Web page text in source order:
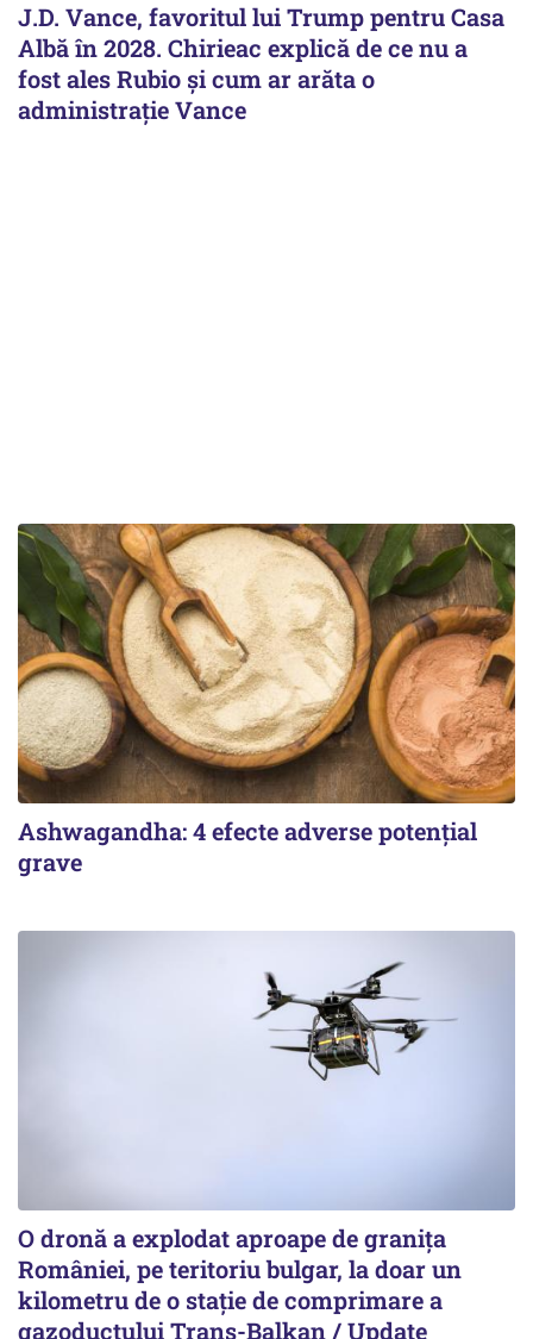
J.D. Vance, favoritul lui Trump pentru Casa
Albă în 2028. Chirieac explică de ce nu a
fost ales Rubio și cum ar arăta o
administrație Vance
Ashwagandha: 4 efecte adverse potențial
grave
O dronă a explodat aproape de granița
României, pe teritoriu bulgar, la doar un
kilometru de o stație de comprimare a
gazoductului Trans-Balkan / Update